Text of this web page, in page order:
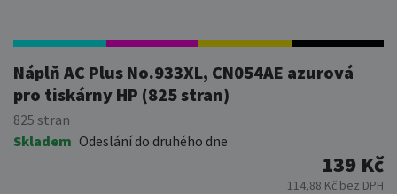
Náplň AC Plus No.933XL, CN054AE azurová
pro tiskárny HP (825 stran)
825 stran
Skladem Odeslání do druhého dne
139 Kč
114,88 Kč bez DPH